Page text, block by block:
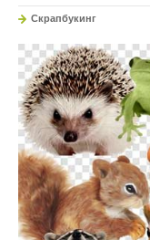
Скрапбукинг